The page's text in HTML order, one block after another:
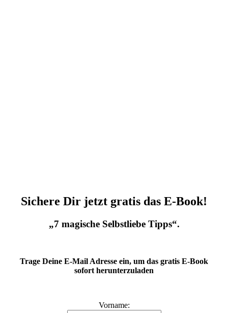
Sichere Dir jetzt gratis das E-Book!
„7 magische Selbstliebe Tipps“.
Trage Deine E-Mail Adresse ein, um das gratis E-Book
sofort herunterzuladen
Vorname: